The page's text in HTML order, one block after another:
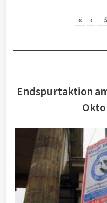
« ‹
Endspurtaktion